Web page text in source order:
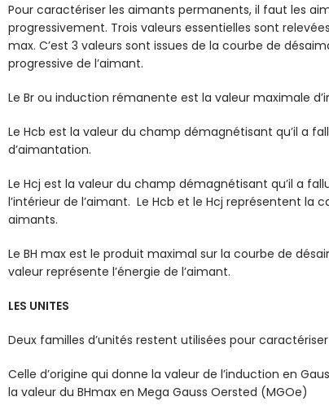
Pour caractériser les aimants permanents, il faut les
progressivement. Trois valeurs essentielles sont
max. C’est 3 valeurs sont issues de la courbe de
progressive de l’aimant.
Le Br ou induction rémanente est la valeur maximale
Le Hcb est la valeur du champ démagnétisant qu’il a
d’aimantation.
Le Hcj est la valeur du champ démagnétisant qu’il a
l’intérieur de l’aimant. Le Hcb et le Hcj représentent
aimants.
Le BH max est le produit maximal sur la courbe de
valeur représente l’énergie de l’aimant.
LES UNITES
Deux familles d’unités restent utilisées pour
Celle d’origine qui donne la valeur de l’induction en
la valeur du BHmax en Mega Gauss Oersted (MGOe)